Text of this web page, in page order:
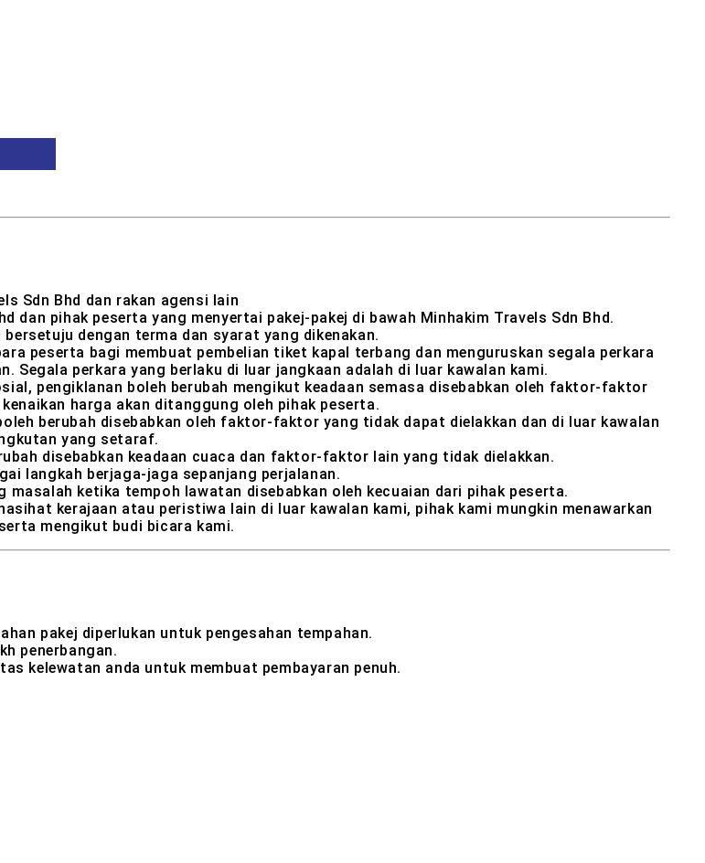
Sdn Bhd dan rakan agensi lain
dan pihak peserta yang menyertai pakej-pakej di bawah Minhakim Travels Sdn Bhd.
dengan terma dan syarat yang dikenakan.
peserta bagi membuat pembelian tiket kapal terbang dan menguruskan segala perkara
Segala perkara yang berlaku di luar jangkaan adalah di luar kawalan kami.
pengiklanan boleh berubah mengikut keadaan semasa disebabkan oleh faktor-faktor
harga akan ditanggung oleh pihak peserta.
berubah disebabkan oleh faktor-faktor yang tidak dapat dielakkan dan di luar kawalan
yang setaraf.
disebabkan keadaan cuaca dan faktor-faktor lain yang tidak dielakkan.
langkah berjaga-jaga sepanjang perjalanan.
ketika tempoh lawatan disebabkan oleh kecuaian dari pihak peserta.
kerajaan atau peristiwa lain di luar kawalan kami, pihak kami mungkin menawarkan
mengikut budi bicara kami.
pakej diperlukan untuk pengesahan tempahan.
penerbangan.
kelewatan anda untuk membuat pembayaran penuh.